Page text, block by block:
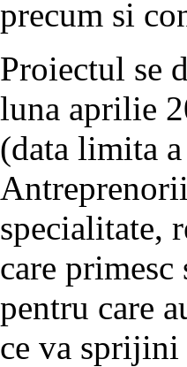
precum si
Proiectul se
luna aprilie
(data limita
specialitate,
care primesc
pentru care
ce va sprijini